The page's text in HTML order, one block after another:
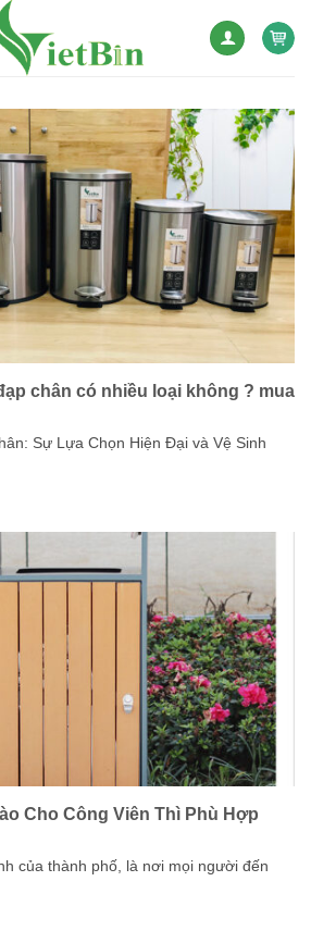
chân có nhiều loại không ? mua
Sự Lựa Chọn Hiện Đại và Vệ Sinh
Cho Công Viên Thì Phù Hợp
của thành phố, là nơi mọi người đến